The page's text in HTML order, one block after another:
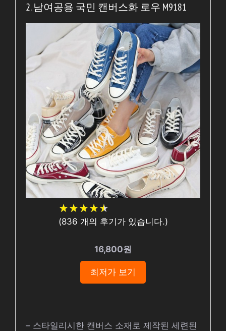
2. 남여공용 국민 캔버스화 로우 M9181
★★★★★
★★★★★
(836 개의 후기가 있습니다.)
16,800원
최저가 보기
– 스타일리시한 캔버스 소재로 제작된 세련된